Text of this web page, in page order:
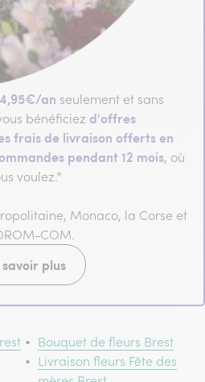
an seulement et sans
bénéficiez d'offres
frais de livraison offerts en
pendant 12 mois, où
voulez.*
Monaco, la Corse et
COM.
savoir plus
Bouquet de fleurs Brest
Livraison fleurs Fête des